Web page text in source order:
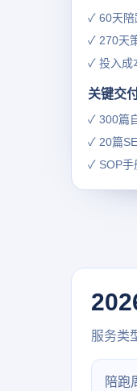
✓ 60天陪
✓ 270天
✓ 投入成
关键交
✓ 300篇
✓ 20篇
✓ SOP手
服务类
陪跑